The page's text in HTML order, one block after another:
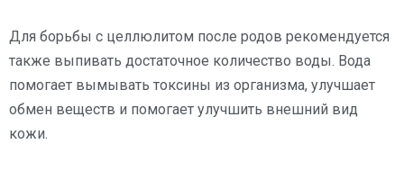
Для борьбы с целлюлитом после родов рекомендуется
также выпивать достаточное количество воды. Вода
помогает вымывать токсины из организма, улучшает
обмен веществ и помогает улучшить внешний вид
кожи.